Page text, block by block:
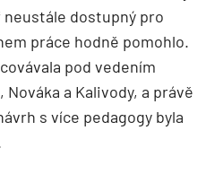
dostupný pro
práce hodně pomohlo.
pod vedením
a Kalivody, a právě
s více pedagogy byla